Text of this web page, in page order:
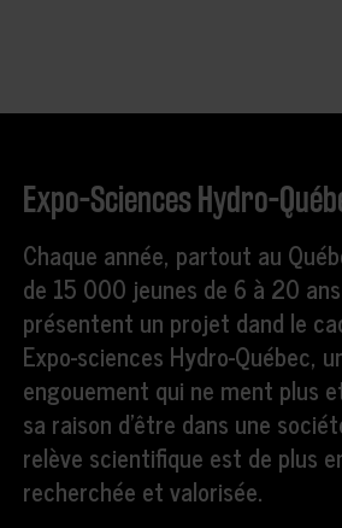
Expo-Sciences Hydro-
Chaque année, partout au
de 15 000 jeunes de 6 à 20 ans
présentent un projet dand le
Expo-sciences Hydro-Québec,
engouement qui ne ment plus
sa raison d’être dans une
relève scientifique est de plus
recherchée et valorisée.